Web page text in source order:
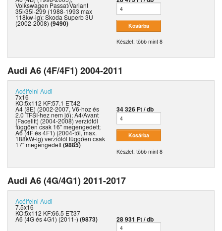
Volkswagen Passat/Variant
35i/35i-299 (1988-1993 max
118kw-ig); Skoda Superb 3U
(2002-2008) (9490)
Készlet: több mint 8
Audi A6 (4F/4F1) 2004-2011
Acélfelni Audi
7x16
KO:5x112 KF:57.1 ET:42
A4 (8E) (2002-2007, V6-hoz és
2.0 TFSI-hez nem jó); A4/Avant
(Facelift) (2004-2008) verziótól
függően csak 16" megengedett;
A6 (4F és 4F1) (2004-től, max.
188kW-ig) verziótól függően csak
17" megengedett(9885)
34 326 Ft / db
Készlet: több mint 8
Audi A6 (4G/4G1) 2011-2017
Acélfelni Audi
7.5x16
KO:5x112 KF:66.5 ET:37
A6 (4G és 4G1) (2011-) (9873) 28 931 Ft / db